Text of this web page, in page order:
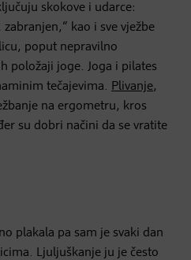
skokove i udarce:
kao i sve vježbe
poput nepravilno
položaji joge. Joga i pilates
tečajevima. Plivanje,
na ergometru, kros
su dobri načini da se vratite
plakala pa sam je svaki dan
Ljuljuškanje ju je često